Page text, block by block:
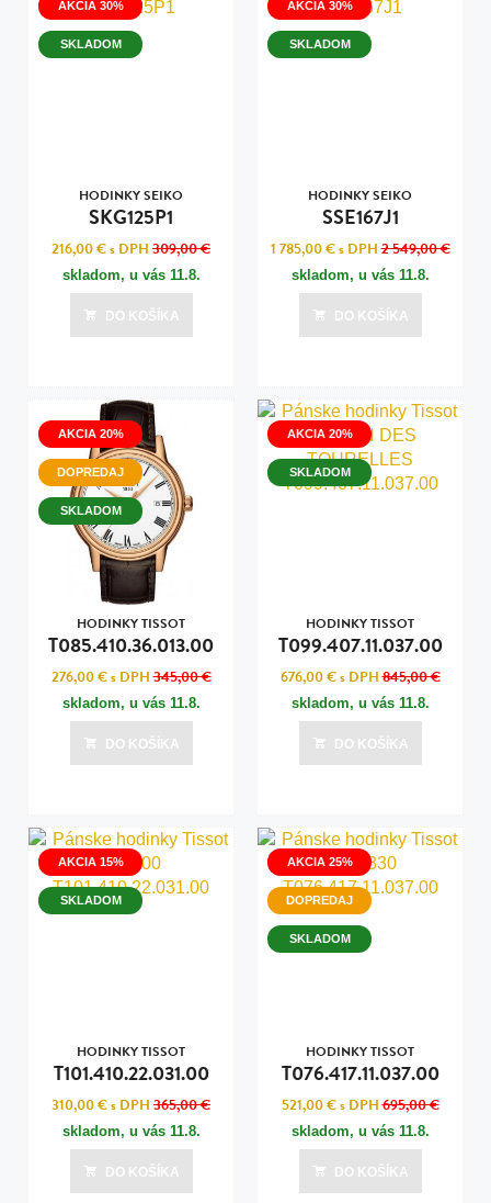
AKCIA 30%
SKLADOM
HODINKY SEIKO
SKG125P1
216,00 €s DPH 309,00 €
skladom, u vás 11.8.
DO KOŠÍKA
AKCIA 30%
SKLADOM
HODINKY SEIKO
SSE167J1
1 785,00 €s DPH2 549,00 €
skladom, u vás 11.8.
DO KOŠÍKA
AKCIA 20%
DOPREDAJ
SKLADOM
HODINKY TISSOT
T085.410.36.013.00
276,00 €s DPH345,00 €
skladom, u vás 11.8.
DO KOŠÍKA
AKCIA 20%
SKLADOM
HODINKY TISSOT
T099.407.11.037.00
676,00 €s DPH845,00 €
skladom, u vás 11.8.
DO KOŠÍKA
AKCIA 15%
SKLADOM
HODINKY TISSOT
T101.410.22.031.00
310,00 €s DPH 365,00 €
skladom, u vás 11.8.
DO KOŠÍKA
AKCIA 25%
DOPREDAJ
SKLADOM
HODINKY TISSOT
T076.417.11.037.00
521,00 €s DPH695,00 €
skladom, u vás 11.8.
DO KOŠÍKA